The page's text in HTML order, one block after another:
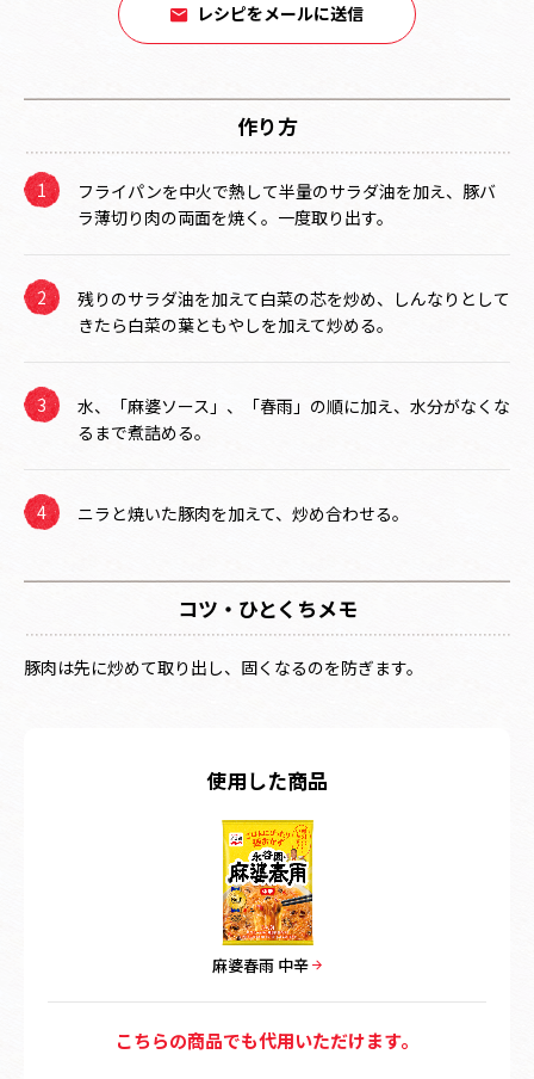
レシピをメールに送信
作り方
フライパンを中火で熱して半量のサラダ油を加え、豚バ
ラ薄切り肉の両面を焼く。一度取り出す。
残りのサラダ油を加えて白菜の芯を炒め、しんなりとして
きたら白菜の葉ともやしを加えて炒める。
水、「麻婆ソース」、「春雨」の順に加え、水分がなくな
るまで煮詰める。
ニラと焼いた豚肉を加えて、炒め合わせる。
コツ・ひとくちメモ
豚肉は先に炒めて取り出し、固くなるのを防ぎます。
使用した商品
麻婆春雨 中辛
こちらの商品でも代用いただけます。